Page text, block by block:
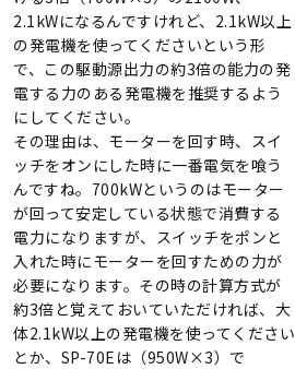
2.1kWになるんですけれど、2.1kW以上
の発電機を使ってくださいという形
で、この駆動源出力の約3倍の能力の発
電する力のある発電機を推奨するよう
にしてください。
その理由は、モーターを回す時、スイ
ッチをオンにした時に一番電気を喰う
んですね。700kWというのはモーター
が回って安定している状態で消費する
電力になりますが、スイッチをポンと
入れた時にモーターを回すための力が
必要になります。その時の計算方式が
約3倍と覚えておいていただければ、大
体2.1kW以上の発電機を使ってください
とか、SP-70Eは（950W×3）で